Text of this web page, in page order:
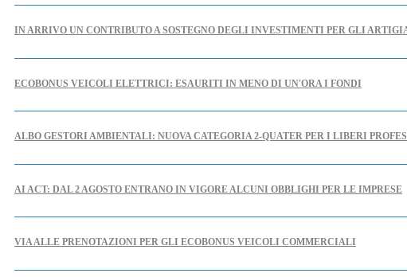
IN ARRIVO UN CONTRIBUTO A SOSTEGNO DEGLI INVESTIMENTI PER GLI
ECOBONUS VEICOLI ELETTRICI: ESAURITI IN MENO DI UN'ORA I FONDI
ALBO GESTORI AMBIENTALI: NUOVA CATEGORIA 2-QUATER PER I LIBERI
AI ACT: DAL 2 AGOSTO ENTRANO IN VIGORE ALCUNI OBBLIGHI PER LE IMPRESE
VIA ALLE PRENOTAZIONI PER GLI ECOBONUS VEICOLI COMMERCIALI